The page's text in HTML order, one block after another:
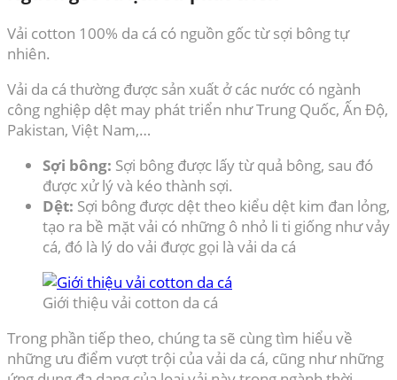
Vải cotton 100% da cá có nguồn gốc từ sợi bông tự
nhiên.
Vải da cá thường được sản xuất ở các nước có ngành
công nghiệp dệt may phát triển như Trung Quốc, Ấn Độ,
Pakistan, Việt Nam,…
Sợi bông: Sợi bông được lấy từ quả bông, sau đó
được xử lý và kéo thành sợi.
Dệt: Sợi bông được dệt theo kiểu dệt kim đan lỏng,
tạo ra bề mặt vải có những ô nhỏ li ti giống như vảy
cá, đó là lý do vải được gọi là vải da cá
Giới thiệu vải cotton da cá
Trong phần tiếp theo, chúng ta sẽ cùng tìm hiểu về
những ưu điểm vượt trội của vải da cá, cũng như những